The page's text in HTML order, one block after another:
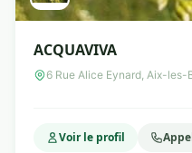
ACQUAVIVA
6 Rue Alice Eynard, Aix-
Voir le profil